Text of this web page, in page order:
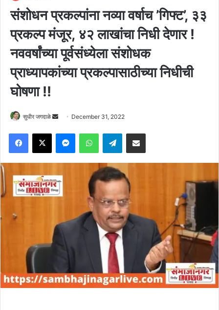
संशोधन प्रकल्पांना नव्या वर्षाच ’गिफ्ट’, ३३
प्रकल्प मंजूर, ४२ लाखांचा निधी देणार !
नववर्षांच्या पूर्वसंध्येला संशोधक
प्राध्यापकांच्या प्रकल्पासाठीच्या निधीची
घोषणा !!
सुधीर जगदाळे
Send
email
December 31, 2022
Facebook
X MessengerWhatsAppTelegramShare via Email